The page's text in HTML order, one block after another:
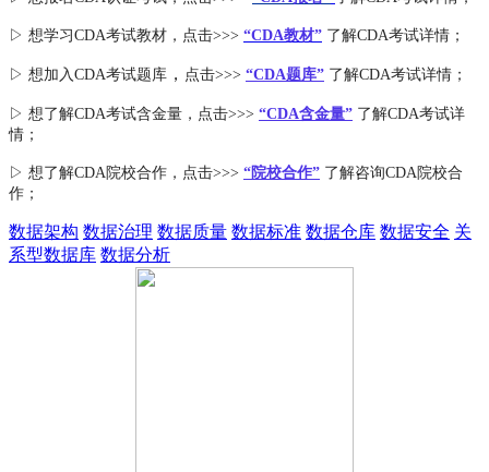
▷ 想学习CDA考试教材，点击>>> “CDA教材” 了解CDA考试详情；
▷ 想加入CDA考试题库 ， 点击>>> “CDA题库” 了解CDA考试详情；
▷ 想了解CDA考试含金量 ，点击>>> “CDA含金量” 了解CDA考试详
情；
▷ 想了解CDA院校合作 ，点击>>> “院校合作” 了解咨询CDA院校合
作；
数据架构 数据治理 数据质量 数据标准 数据仓库 数据安全 关
系型数据库 数据分析